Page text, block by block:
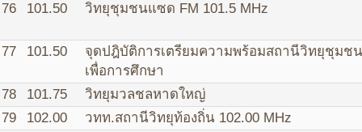
76
101.50 วิทยุชุมชนแซด FM 101.5 MHz
77 101.50
จุดปฎิบัติการเตรียมความพร้อมสถานีวิทยุชุมชน
เพื่อการศึกษา
78
101.75
วิทยุมวลชลหาดใหญ่
79
102.00
วทท.สถานีวิทยุท้องถิ่น 102.00 MHz